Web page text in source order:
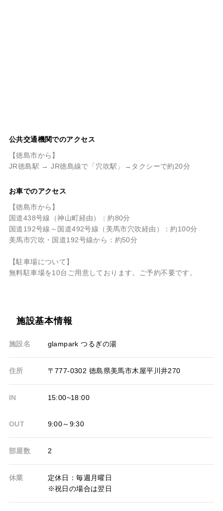
公共交通機関でのアクセス
【徳島市から】
JR徳島駅 → JR徳島線で「穴吹駅」→タクシーで約20分
お車でのアクセス
【徳島市から】
国道438号線（神山町経由）：約80分
国道192号線～国道492号線（美馬市穴吹経由）：約100分
美馬市穴吹・国道192号線から：約50分
【駐車場について】
無料駐車場を10台ご用意しております。ご予約不要です。
施設基本情報
施設名 glampark つるぎの湯
住所 〒777-0302 徳島県美馬市木屋平川井270
IN 15:00~18:00
OUT 9:00～9:30
部屋数 2
休業
定休日：毎週月曜日
※祝日の場合は翌日